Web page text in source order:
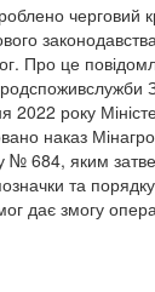
черговий
Про це
2022 року
наказ
№ 684, яким
та
дає змогу